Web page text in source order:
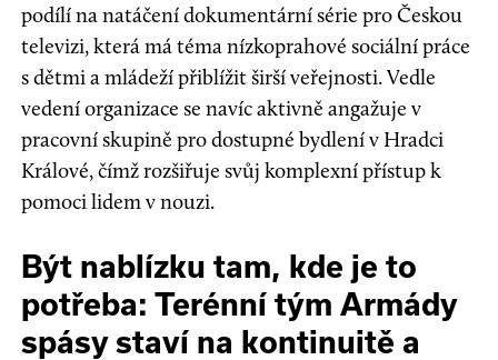
podílí na natáčení dokumentární série pro Českou
televizi, která má téma nízkoprahové sociální práce
s dětmi a mládeží přiblížit širší veřejnosti. Vedle
vedení organizace se navíc aktivně angažuje v
pracovní skupině pro dostupné bydlení v Hradci
Králové, čímž rozšiřuje svůj komplexní přístup k
pomoci lidem v nouzi.
Být nablízku tam, kde je to
potřeba: Terénní tým Armády
spásy staví na kontinuitě a